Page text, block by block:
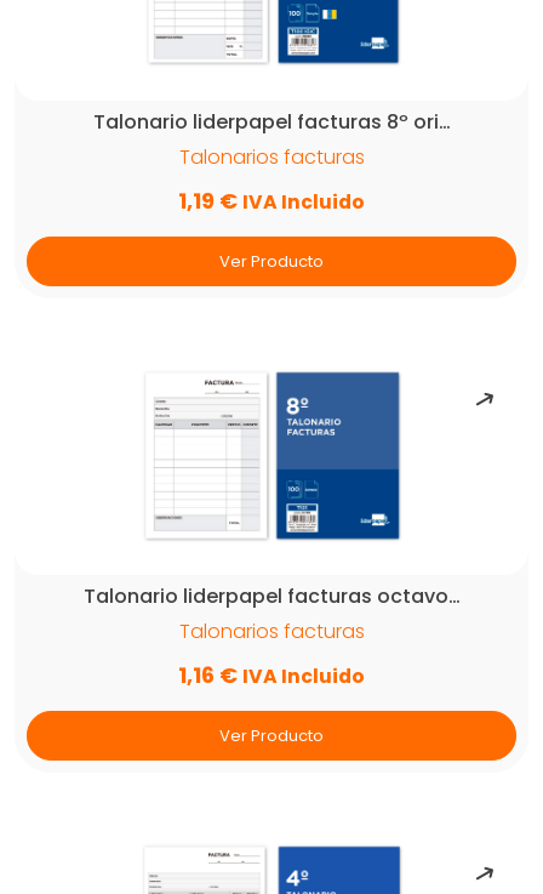
Talonario liderpapel facturas 8º ori…
Talonarios facturas
1,19 € IVA Incluido
Ver Producto
Talonario liderpapel facturas octavo…
Talonarios facturas
1,16 € IVA Incluido
Ver Producto